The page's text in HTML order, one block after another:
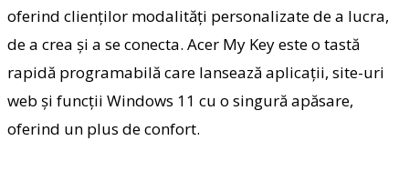
oferind clienților modalități personalizate de a lucra,
de a crea și a se conecta. Acer My Key este o tastă
rapidă programabilă care lansează aplicații, site-uri
web și funcții Windows 11 cu o singură apăsare,
oferind un plus de confort.